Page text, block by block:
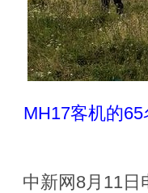
MH17客机的
中新网8月11日